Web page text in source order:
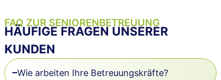
FAQ ZUR SENIORENBETREUUNG
HÄUFIGE FRAGEN UNSERER
KUNDEN
Wie arbeiten Ihre Betreuungskräfte?